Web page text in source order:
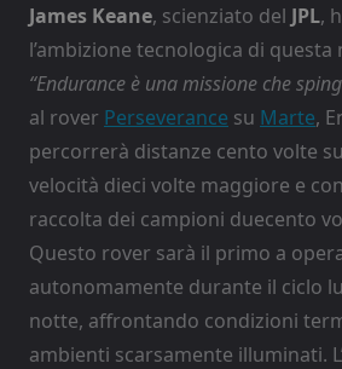
James Keane, scienziato del JPL,
l’ambizione tecnologica di questa
“Endurance è una missione che
al rover Perseverance su Marte,
percorrerà distanze cento volte
velocità dieci volte maggiore e
raccolta dei campioni duecento
Questo rover sarà il primo a
autonomamente durante il ciclo
notte, affrontando condizioni
ambienti scarsamente illuminati.